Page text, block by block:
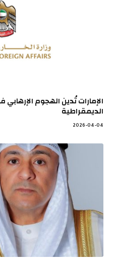
الإمارات تُدين الهجوم
الديمقراطية
2026-04-04